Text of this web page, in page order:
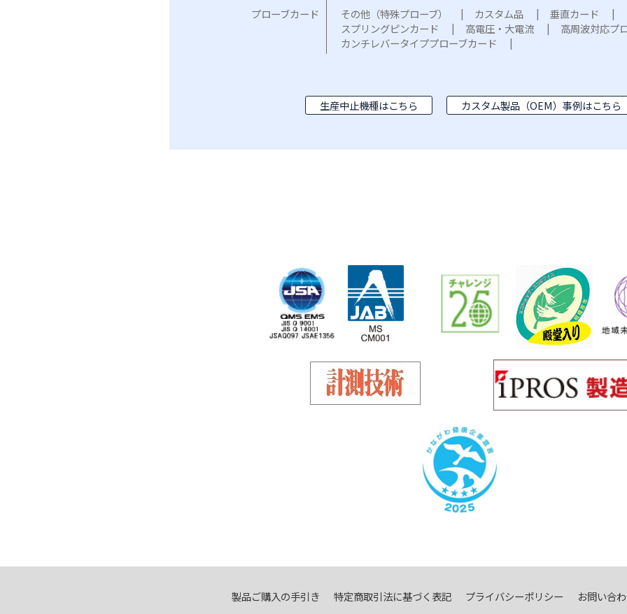
プローブカード
その他（特殊プローブ） カスタム品
垂直カード
スプリングピンカード
高電圧・大電流
高周波対応プ
カンチレバータイププローブカード
生産中止機種はこちら カスタム製品（OEM）事例はこちら
製品ご購入の手引き 特定商取引法に基づく表記 プライバシーポリシー お問い合